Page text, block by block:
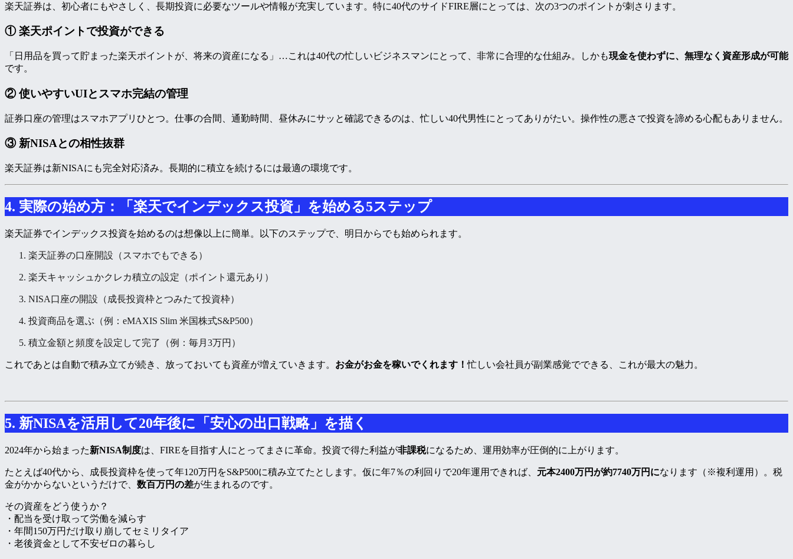
楽天証券は、初心者にもやさしく、長期投資に必要なツールや情報が充実しています。特に40代のサイドFIRE層にとっては、次の3つのポイントが刺さります。
① 楽天ポイントで投資ができる
「日用品を買って貯まった楽天ポイントが、将来の資産になる」…これは40代の忙しいビジネスマンにとって、非常に合理的な仕組み。しかも現金を使わずに、無理なく資産形成が可能
です。
② 使いやすいUIとスマホ完結の管理
証券口座の管理はスマホアプリひとつ。仕事の合間、通勤時間、昼休みにサッと確認できるのは、忙しい40代男性にとってありがたい。操作性の悪さで投資を諦める心配もありません。
③ 新NISAとの相性抜群
楽天証券は新NISAにも完全対応済み。長期的に積立を続けるには最適の環境です。
4. 実際の始め方：「楽天でインデックス投資」を始める5ステップ
楽天証券でインデックス投資を始めるのは想像以上に簡単。以下のステップで、明日からでも始められます。
楽天証券の口座開設（スマホでもできる）
楽天キャッシュかクレカ積立の設定（ポイント還元あり）
NISA口座の開設（成長投資枠とつみたて投資枠）
投資商品を選ぶ（例：eMAXIS Slim 米国株式S&P500）
積立金額と頻度を設定して完了（例：毎月3万円）
これであとは自動で積み立てが続き、放っておいても資産が増えていきます。 お金がお金を稼いでくれます！忙しい会社員が副業感覚でできる、これが最大の魅力。
5. 新NISAを活用して20年後に「安心の出口戦略」を描く
2024年から始まった新NISA制度は、FIREを目指す人にとってまさに革命。投資で得た利益が非課税になるため、運用効率が圧倒的に上がります。
たとえば40代から、成長投資枠を使って年120万円をS&P500に積み立てたとします。仮に年7％の利回りで20年運用できれば、 元本2400万円が約7740万円になります（※複利運用）。税
金がかからないというだけで、 数百万円の差が生まれるのです。
その資産をどう使うか？
・配当を受け取って労働を減らす
・年間150万円だけ取り崩してセミリタイア
・老後資金として不安ゼロの暮らし